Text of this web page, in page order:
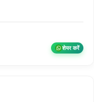
शेयर करें